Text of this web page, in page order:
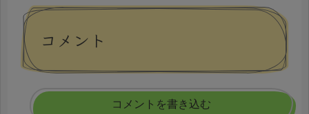
コメント
コメントを書き込む